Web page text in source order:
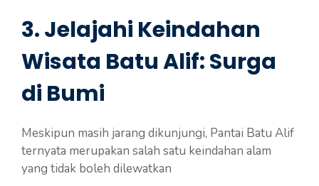
3. Jelajahi Keindahan
Wisata Batu Alif: Surga
di Bumi
Meskipun masih jarang dikunjungi, Pantai Batu Alif
ternyata merupakan salah satu keindahan alam
yang tidak boleh dilewatkan